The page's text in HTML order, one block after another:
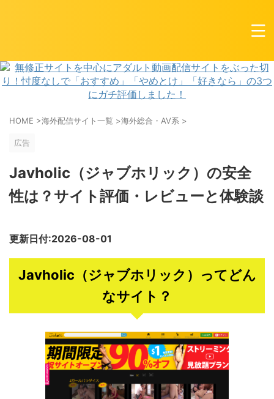
HOME >海外配信サイト一覧 >海外総合・AV系 >
広告
Javholic（ジャブホリック）の安全
性は？サイト評価・レビューと体験談
更新日付:2026-08-01
Javholic（ジャブホリック）ってどん
なサイト？